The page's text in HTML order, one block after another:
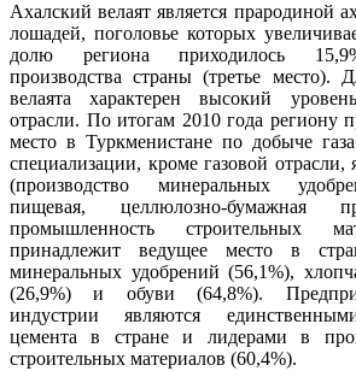
Ахалский велаят является прародиной
лошадей, поголовье которых
долю региона приходилось
производства страны (третье место).
велаята характерен высокий
отрасли. По итогам 2010 года региону
место в Туркменистане по добыче
специализации, кроме газовой отрасли,
(производство минеральных
пищевая, целлюлозно-бумажная
промышленность строительных
принадлежит ведущее место в
минеральных удобрений (56,1%),
(26,9%) и обуви (64,8%).
индустрии являются
цемента в стране и лидерами в
строительных материалов (60,4%).